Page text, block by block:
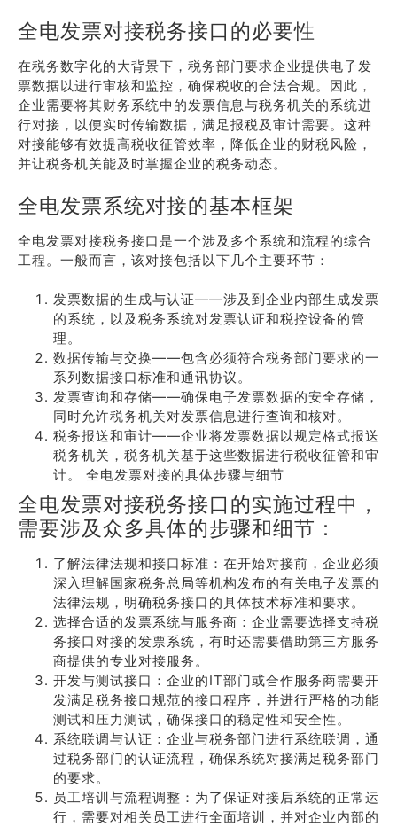
全电发票对接税务接口的必要性
在税务数字化的大背景下，税务部门要求企业提供电子发
票数据以进行审核和监控，确保税收的合法合规。因此，
企业需要将其财务系统中的发票信息与税务机关的系统进
行对接，以便实时传输数据，满足报税及审计需要。这种
对接能够有效提高税收征管效率，降低企业的财税风险，
并让税务机关能及时掌握企业的税务动态。
全电发票系统对接的基本框架
全电发票对接税务接口是一个涉及多个系统和流程的综合
工程。一般而言，该对接包括以下几个主要环节：
发票数据的生成与认证——涉及到企业内部生成发票
的系统，以及税务系统对发票认证和税控设备的管
理。
数据传输与交换——包含必须符合税务部门要求的一
系列数据接口标准和通讯协议。
发票查询和存储——确保电子发票数据的安全存储，
同时允许税务机关对发票信息进行查询和核对。
税务报送和审计——企业将发票数据以规定格式报送
税务机关，税务机关基于这些数据进行税收征管和审
计。 全电发票对接的具体步骤与细节
全电发票对接税务接口的实施过程中，
需要涉及众多具体的步骤和细节：
了解法律法规和接口标准：在开始对接前，企业必须
深入理解国家税务总局等机构发布的有关电子发票的
法律法规，明确税务接口的具体技术标准和要求。
选择合适的发票系统与服务商：企业需要选择支持税
务接口对接的发票系统，有时还需要借助第三方服务
商提供的专业对接服务。
开发与测试接口：企业的IT部门或合作服务商需要开
发满足税务接口规范的接口程序，并进行严格的功能
测试和压力测试，确保接口的稳定性和安全性。
系统联调与认证：企业与税务部门进行系统联调，通
过税务部门的认证流程，确保系统对接满足税务部门
的要求。
员工培训与流程调整：为了保证对接后系统的正常运
行，需要对相关员工进行全面培训，并对企业内部的